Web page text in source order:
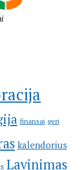
finansai geri
kalendorius
Lavinimas